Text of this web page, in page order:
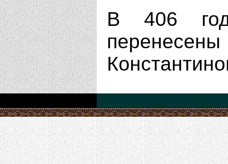
В 406